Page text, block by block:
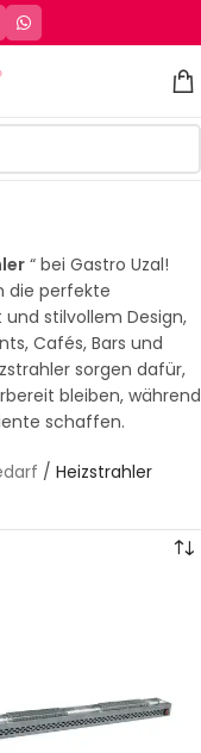
“ bei Gastro Uzal!
die perfekte
stilvollem Design,
Cafés, Bars und
sorgen dafür,
bleiben, während
schaffen.
/ Heizstrahler